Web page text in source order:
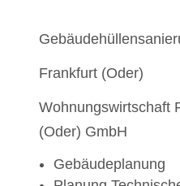
Frankfurt (Oder)
Wohnungswirtschaft
(Oder) GmbH
Gebäudeplanung